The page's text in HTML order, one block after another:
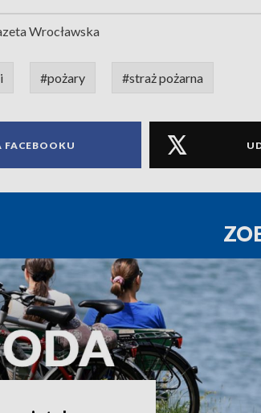
Wrocławska
#pożary #straż pożarna
FACEBOOKU